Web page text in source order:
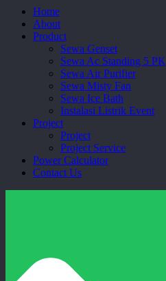
Close
Menu
Home
About
Product
Sewa Genset
Sewa Ac Standing 5 PK
Sewa Air Purifier
Sewa Misty Fan
Sewa Ice Bath
Instalasi Listrik Event
Project
Project
Project Service
Power Calculator
Contact Us